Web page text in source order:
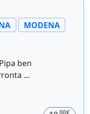
MODENA
ben
...
,00€